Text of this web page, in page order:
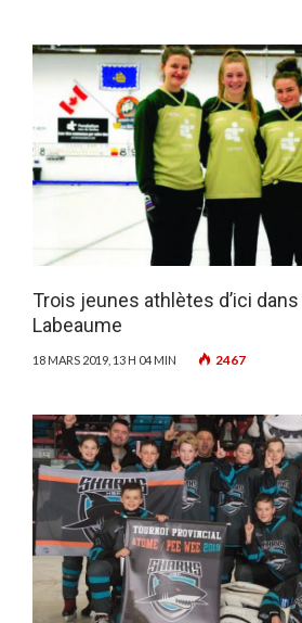
Trois jeunes athlètes d’ici dans
Labeaume
18 MARS 2019, 13 H 04 MIN 2467